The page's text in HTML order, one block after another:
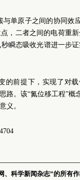
单原子之间的协同效
，二者之间的电荷重
瞬态吸收光谱进一步
的前提下，实现了对
路。该“氮位移工程”概
义。
、科学新闻杂志”的所有